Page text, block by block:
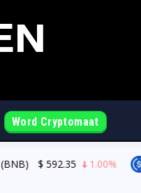
Word Cryptomaat
1.00% USDC (USDC)